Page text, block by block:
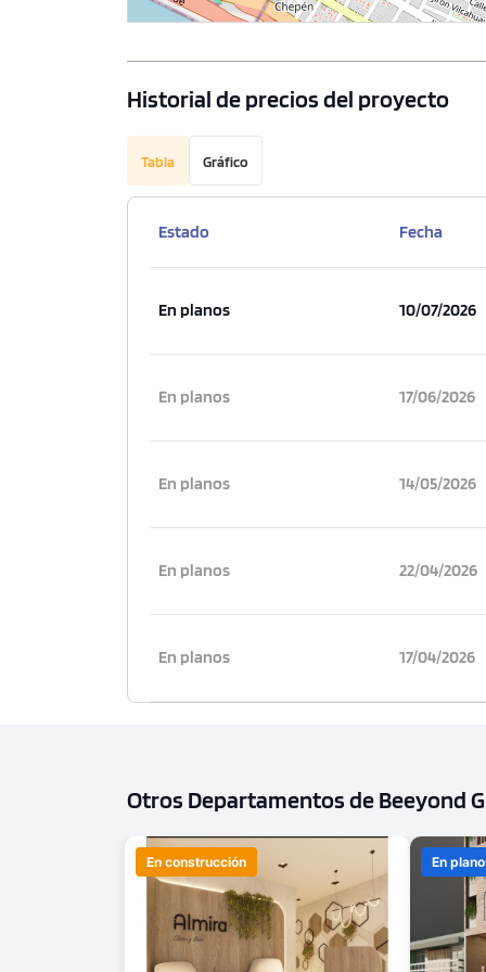
Historial de precios del proyecto
Tabla Gráfico
Estado Fecha
En planos 10/07/2026
En planos 17/06/2026
En planos 14/05/2026
En planos 22/04/2026
En planos 17/04/2026
Otros Departamentos de Beeyond
En construcción En